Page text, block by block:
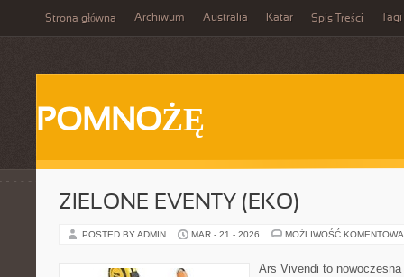
Strona główna Archiwum Australia Katar Spis Treści Tagi
POMNOŻĘ
ZIELONE EVENTY (EKO)
POSTED BY ADMIN MAR - 21 - 2026 MOŻLIWOŚĆ
Ars Vivendi to